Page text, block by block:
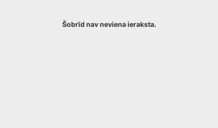
Šobrīd nav neviena ieraksta.